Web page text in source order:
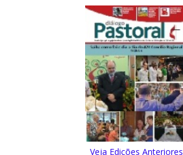
Veja Edições Anteriores